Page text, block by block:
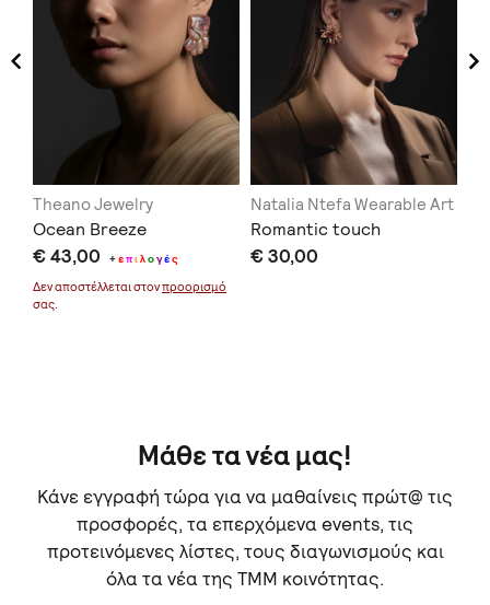
Theano Jewelry
Ocean Breeze
€ 43,00 +επιλογές
Δεν αποστέλλεται στονπροορισμό
σας.
Natalia Ntefa Wearable Art
Romantic touch
€ 30,00
Μάθε τα νέα μας!
Κάνε εγγραφή τώρα για να μαθαίνεις πρώτ@ τις
προσφορές, τα επερχόμενα events, τις
προτεινόμενες λίστες, τους διαγωνισμούς και
όλα τα νέα της TMM κοινότητας.